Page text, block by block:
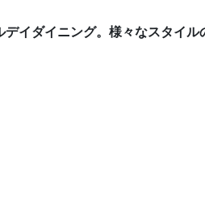
イダイニング。様々なスタイル